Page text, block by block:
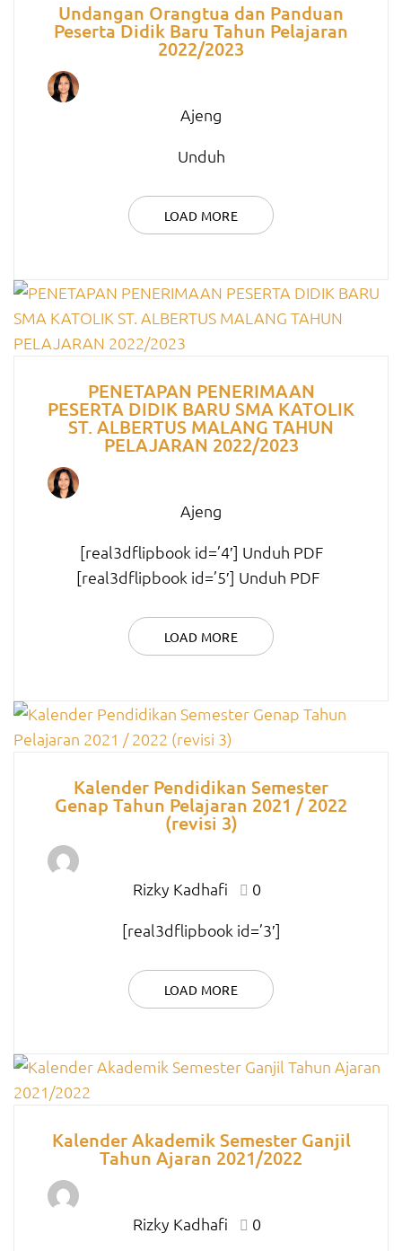
Undangan Orangtua dan Panduan
Peserta Didik Baru Tahun Pelajaran
2022/2023
Ajeng
Unduh
LOAD MORE
PENETAPAN PENERIMAAN
PESERTA DIDIK BARU SMA KATOLIK
ST. ALBERTUS MALANG TAHUN
PELAJARAN 2022/2023
Ajeng
[real3dflipbook id=’4′] Unduh PDF
[real3dflipbook id=’5′] Unduh PDF
LOAD MORE
Kalender Pendidikan Semester
Genap Tahun Pelajaran 2021 / 2022
(revisi 3)
Rizky Kadhafi
0
[real3dflipbook id=’3′]
LOAD MORE
Kalender Akademik Semester Ganjil
Tahun Ajaran 2021/2022
Rizky Kadhafi 0